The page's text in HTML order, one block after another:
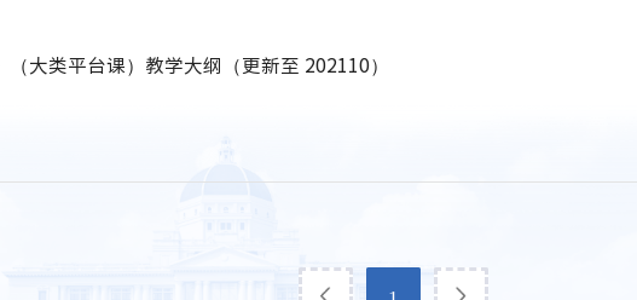
（大类平台课）教学大纲（更新至 202110）